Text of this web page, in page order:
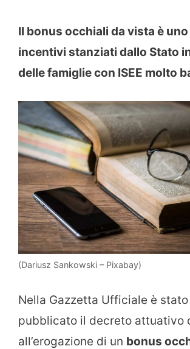
Il bonus occhiali da vista è
incentivi stanziati dallo Stato
delle famiglie con ISEE molto
(Dariusz Sankowski – Pixabay)
Nella Gazzetta Ufficiale è
pubblicato il decreto attuativo
all’erogazione di un bonus